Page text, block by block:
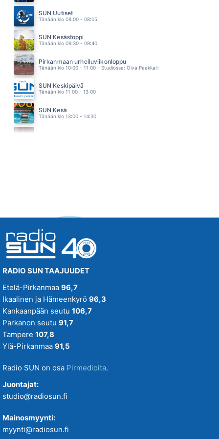
TINA TURNER
19.09
SUN Uutiset
Tänään klo 08:00 - 08:05
SUN Kesästoppi
Tänään klo 09:30 - 09:40
Pirkanmaan urheiluviikonloppu
Tänään klo 10:00 - 11:00 - Studiossa: Oiva Paakkari
SUN Keskipäivä
Tänään klo 11:00 - 13:00
SUN Kesä
Tänään klo 13:00 - 14:30
RADIO SUN TAAJUUDET
Etelä-Pirkanmaa 96,7
Ikaalinen ja Hämeenkyrö 96,3
Kankaanpään seutu 106,7
Parkanon seutu 91,7
Tampere 107,8
Ylä-Pirkanmaa 91,5
Radio SUN on osa Pirmedioita.
Juontajat:
studio@radiosun.fi
Mainosmyynti:
myynti@radiosun.fi